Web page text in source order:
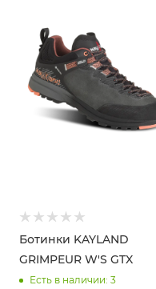
Ботинки KAYLAND
GRIMPEUR W'S GTX
Есть в наличии: 3